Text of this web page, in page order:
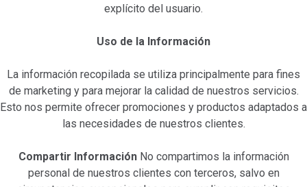
explícito del usuario.
Uso de la Información
La información recopilada se utiliza principalmente para fines
de marketing y para mejorar la calidad de nuestros servicios.
Esto nos permite ofrecer promociones y productos adaptados a
las necesidades de nuestros clientes.
Compartir InformaciónNo compartimos la información
personal de nuestros clientes con terceros, salvo en